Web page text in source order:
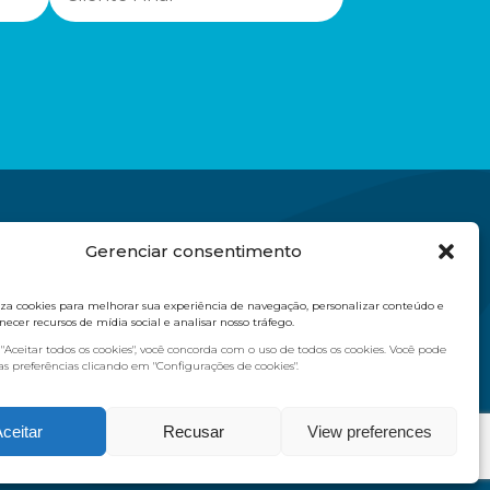
Gerenciar consentimento
cookies para melhorar sua experiência de navegação, personalizar conteúdo e
recursos de mídia social e analisar nosso tráfego.
todos os cookies", você concorda com o uso de todos os cookies. Você pode
preferências clicando em "Configurações de cookies".
Recusar View preferences
- São Paulo/SP